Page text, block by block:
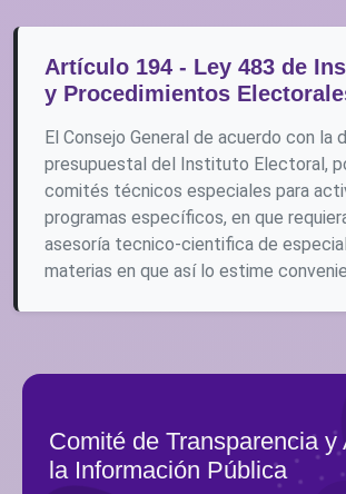
Artículo 194 - Ley 483 de
y Procedimientos
El Consejo General de acuerdo con la
presupuestal del Instituto Electoral,
comités técnicos especiales para
programas específicos, en que
asesoría tecnico-cientifica de
materias en que así lo estime
Comité de Transparencia y
la Información Pública